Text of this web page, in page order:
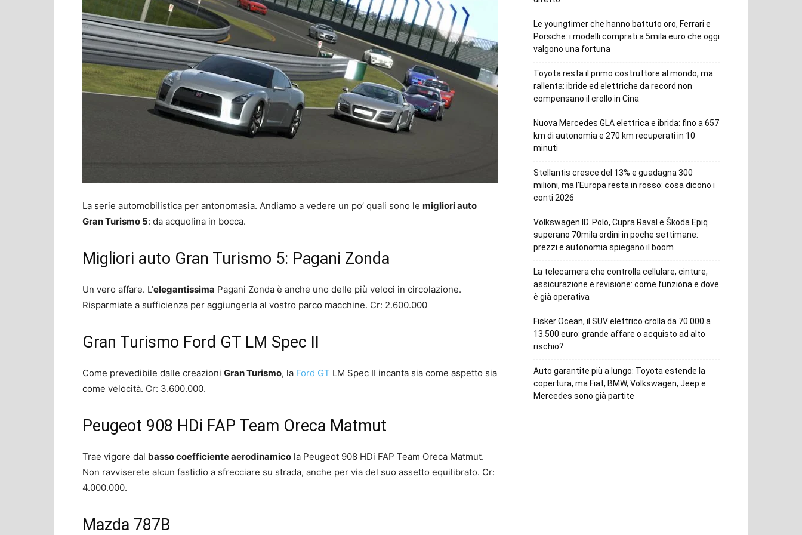
La serie automobilistica per antonomasia. Andiamo a vedere un po’ quali sono le migliori auto
Gran Turismo 5: da acquolina in bocca.
Migliori auto Gran Turismo 5: Pagani Zonda
Un vero affare. L’elegantissima Pagani Zonda è anche uno delle più veloci in circolazione.
Risparmiate a sufficienza per aggiungerla al vostro parco macchine. Cr: 2.600.000
Gran Turismo Ford GT LM Spec II
Come prevedibile dalle creazioni Gran Turismo, la Ford GT LM Spec II incanta sia come aspetto sia
come velocità. Cr: 3.600.000.
Peugeot 908 HDi FAP Team Oreca Matmut
Trae vigore dal basso coefficiente aerodinamico la Peugeot 908 HDi FAP Team Oreca Matmut.
Non ravviserete alcun fastidio a sfrecciare su strada, anche per via del suo assetto equilibrato. Cr:
4.000.000.
Mazda 787B
Le youngtimer che hanno battuto oro, Ferrari e
Porsche: i modelli comprati a 5mila euro che oggi
valgono una fortuna
Toyota resta il primo costruttore al mondo, ma
rallenta: ibride ed elettriche da record non
compensano il crollo in Cina
Nuova Mercedes GLA elettrica e ibrida: fino a 657
km di autonomia e 270 km recuperati in 10
minuti
Stellantis cresce del 13% e guadagna 300
milioni, ma l’Europa resta in rosso: cosa dicono i
conti 2026
Volkswagen ID. Polo, Cupra Raval e Škoda Epiq
superano 70mila ordini in poche settimane:
prezzi e autonomia spiegano il boom
La telecamera che controlla cellulare, cinture,
assicurazione e revisione: come funziona e dove
è già operativa
Fisker Ocean, il SUV elettrico crolla da 70.000 a
13.500 euro: grande affare o acquisto ad alto
rischio?
Auto garantite più a lungo: Toyota estende la
copertura, ma Fiat, BMW, Volkswagen, Jeep e
Mercedes sono già partite